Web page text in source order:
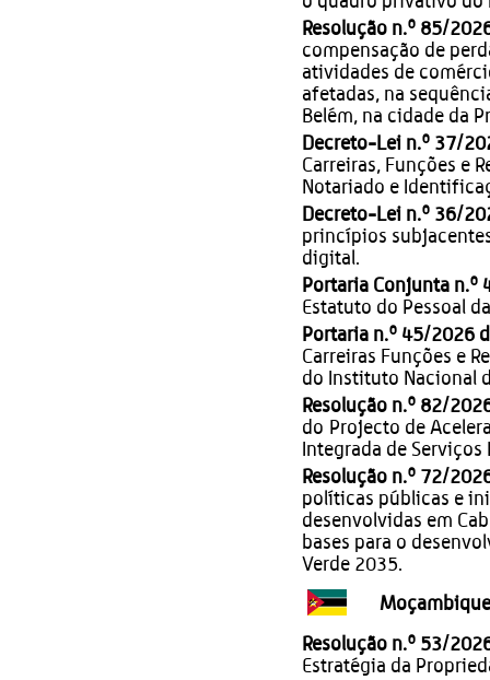
Resolução n.º 85/
compensação de
atividades de
afetadas, na
Belém, na cidade da
Decreto-Lei n.º 37/
Carreiras, Funções e
Notariado e
Decreto-Lei n.º 36/
princípios
digital.
Portaria Conjunta n.º
Estatuto do Pessoal
Portaria n.º 45/2026
Carreiras Funções e
do Instituto Nacional
Resolução n.º 82/
do Projecto de
Integrada de
Resolução n.º 72/
políticas públicas e
desenvolvidas em
bases para o
Verde 2035.
Moçambique
Resolução n.º 53/
Estratégia da